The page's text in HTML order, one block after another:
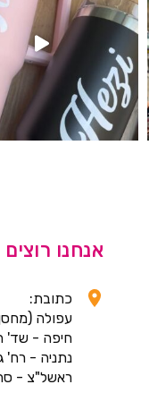
אנחנו
כתובת:
עפולה
חיפה - שד'
נתניה - רח' גיבורי
ראשל"צ -